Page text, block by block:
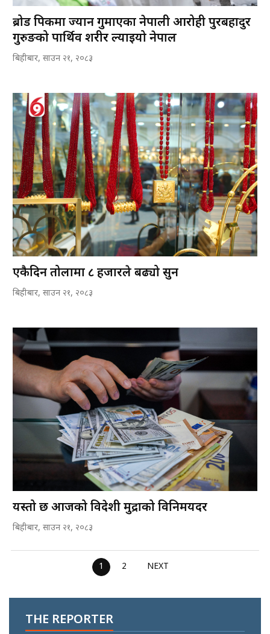
ब्रोड पिकमा ज्यान गुमाएका नेपाली आरोही पुरबहादुर
गुरुङको पार्थिव शरीर ल्याइयो नेपाल
बिहीबार, साउन २१, २०८३
एकैदिन तोलामा ८ हजारले बढ्यो सुन
बिहीबार, साउन २१, २०८३
यस्तो छ आजको विदेशी मुद्राको विनिमयदर
बिहीबार, साउन २१, २०८३
1 2 NEXT
THE REPORTER